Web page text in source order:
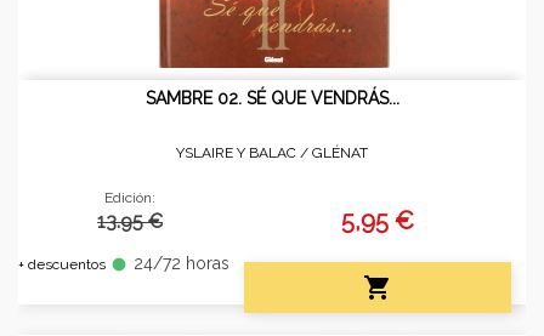
SAMBRE 02. SÉ QUE VENDRÁS...
YSLAIRE Y BALAC / GLÉNAT
Edición:
13.95 €
+ descuentos fiber_manual_record 24/72 horas
5,95 €
